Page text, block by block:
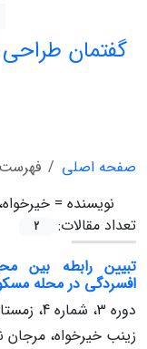
گفتمان
صفحه اصلی
نویسنده =
تعداد مقالات:
2
تبیین رابطه بین
افسردگی در محله
دوره 3، شماره 4، زمستان 1401، صفحه
زینب خیرخواه، مرجان